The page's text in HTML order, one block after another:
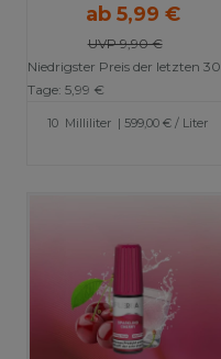
UVP 9,90 €
ab 5,99 €
Niedrigster Preis der letzten 30
Tage: 5,99 €
10 Milliliter | 599,00 € / Liter